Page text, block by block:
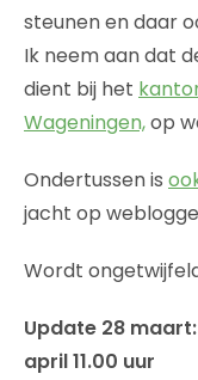
steunen en daar
Ik neem aan dat
dient bij het
Wageningen,op
Ondertussen is
jacht op
Wordt
Update 28
april 11.00 uur